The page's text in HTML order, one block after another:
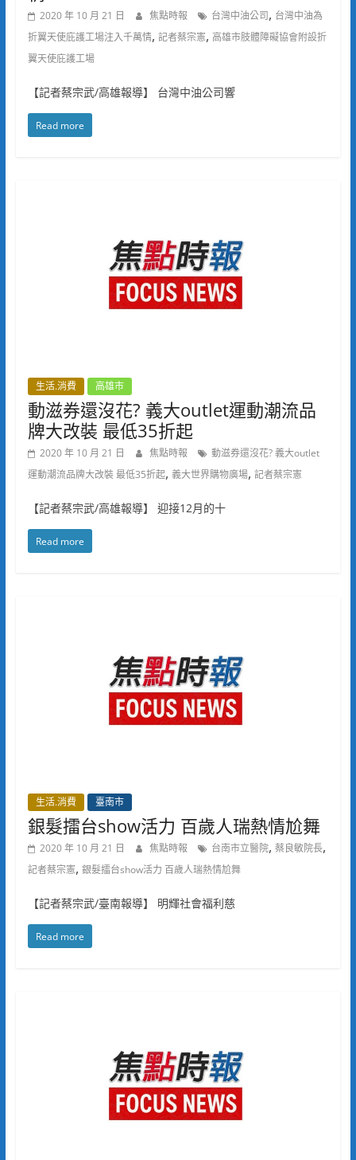
2020 年 10 月 21 日 焦點時報 台灣中油公司, 台灣中油為
折翼天使庇護工場注入千萬情, 記者蔡宗憲, 高雄市肢體障礙協會附設折
翼天使庇護工場
【記者蔡宗武/高雄報導】 台灣中油公司響
Read more
生活.消費 高雄市
動滋券還沒花? 義大outlet運動潮流品
牌大改裝 最低35折起
2020 年 10 月 21 日 焦點時報
動滋券還沒花? 義大outlet
運動潮流品牌大改裝 最低35折起, 義大世界購物廣場, 記者蔡宗憲
【記者蔡宗武/高雄報導】 迎接12月的十
Read more
生活.消費 臺南市
銀髮擂台show活力 百歲人瑞熱情尬舞
2020 年 10 月 21 日 焦點時報 台南市立醫院, 蔡良敏院長,
記者蔡宗憲, 銀髮擂台show活力 百歲人瑞熱情尬舞
【記者蔡宗武/臺南報導】 明輝社會福利慈
Read more